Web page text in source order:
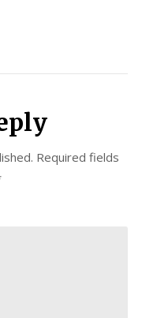
Required fields